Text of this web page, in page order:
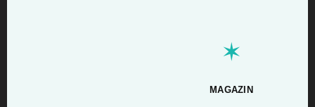
✶
MAGAZIN